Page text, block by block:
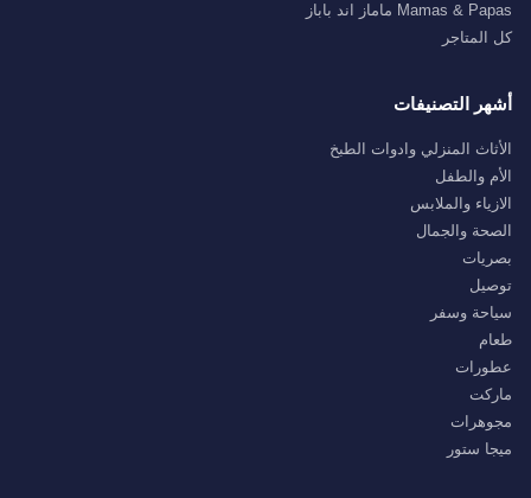
Mamas & Papas ماماز اند باباز
كل المتاجر
أشهر التصنيفات
الأثاث المنزلي وادوات الطبخ
الأم والطفل
الازياء والملابس
الصحة والجمال
بصريات
توصيل
سياحة وسفر
طعام
عطورات
ماركت
مجوهرات
ميجا ستور